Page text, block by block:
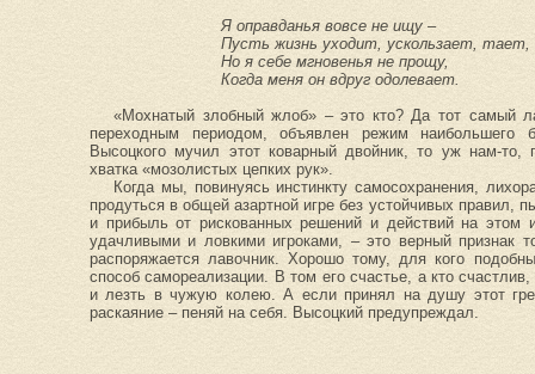
Я оправданья вовсе не ищу –
Пусть жизнь уходит, ускользает, тает,
Но я себе мгновенья не прощу,
Когда меня он вдруг одолевает.
«Мохнатый злобный жлоб» – это кто? Да тот самый
переходным периодом, объявлен режим наибольшего
Высоцкого мучил этот коварный двойник, то уж нам-то,
хватка «мозолистых цепких рук».
Когда мы, повинуясь инстинкту самосохранения,
продуться в общей азартной игре без устойчивых правил,
и прибыль от рискованных решений и действий на этом
удачливыми и ловкими игроками, – это верный признак
распоряжается лавочник. Хорошо тому, для кого
способ самореализации. В том его счастье, а кто
и лезть в чужую колею. А если принял на душу этот
раскаяние – пеняй на себя. Высоцкий предупреждал.